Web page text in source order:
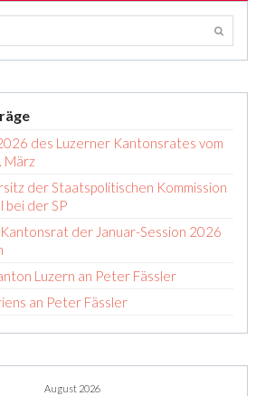
des Luzerner Kantonsrates vom
März
der Staatspolitischen Kommission
bei der SP
der Januar-Session 2026
Luzern an Peter Fässler
an Peter Fässler
August 2026